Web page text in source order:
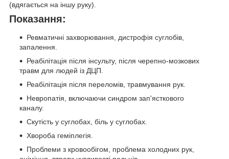
(вдягається на іншу руку).
Показання:
Ревматичні захворювання, дистрофія суглобів,
запалення.
Реабілітація після інсульту, після черепно-мозкових
травм для людей із ДЦП.
Реабілітація після переломів, травмування рук.
Невропатія, включаючи синдром зап'ясткового
каналу.
Скутість у суглобах, біль у суглобах.
Хвороба геміплегія.
Проблеми з кровообігом, проблема холодних рук,